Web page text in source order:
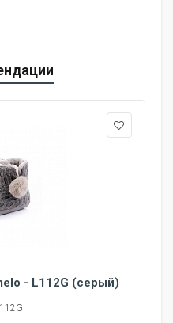
- L112G (серый)